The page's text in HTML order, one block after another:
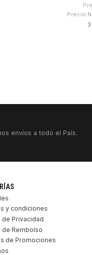
Precio
3
envíos a todo el País.
y condiciones
de Privacidad
de Rembolso
de Promociones